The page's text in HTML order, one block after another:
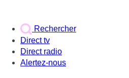
Rechercher
Direct tv
Direct radio
Alertez-nous